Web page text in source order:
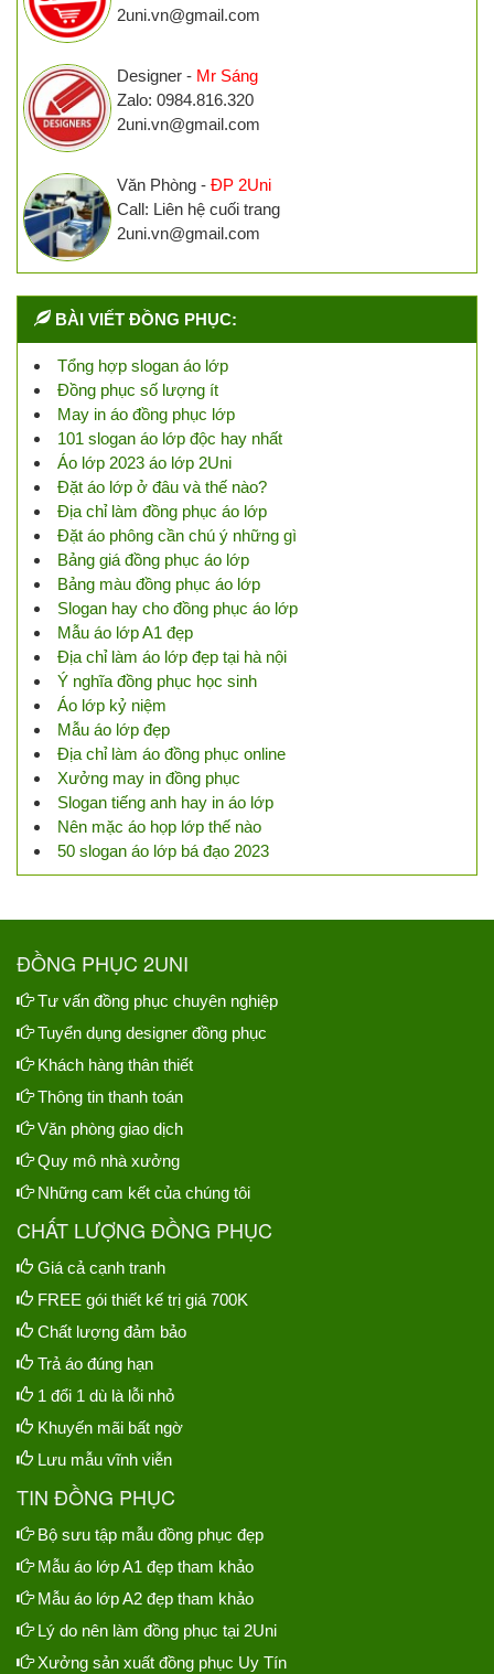
2uni.vn@gmail.com
Designer - Mr Sáng
Zalo: 0984.816.320
2uni.vn@gmail.com
Văn Phòng - ĐP 2Uni
Call: Liên hệ cuối trang
2uni.vn@gmail.com
BÀI VIẾT ĐỒNG PHỤC:
Tổng hợp slogan áo lớp
Đồng phục số lượng ít
May in áo đồng phục lớp
101 slogan áo lớp độc hay nhất
Áo lớp 2023 áo lớp 2Uni
Đặt áo lớp ở đâu và thế nào?
Địa chỉ làm đồng phục áo lớp
Đặt áo phông cần chú ý những gì
Bảng giá đồng phục áo lớp
Bảng màu đồng phục áo lớp
Slogan hay cho đồng phục áo lớp
Mẫu áo lớp A1 đẹp
Địa chỉ làm áo lớp đẹp tại hà nội
Ý nghĩa đồng phục học sinh
Áo lớp kỷ niệm
Mẫu áo lớp đẹp
Địa chỉ làm áo đồng phục online
Xưởng may in đồng phục
Slogan tiếng anh hay in áo lớp
Nên mặc áo họp lớp thế nào
50 slogan áo lớp bá đạo 2023
ĐỒNG PHỤC 2UNI
Tư vấn đồng phục chuyên nghiệp
Tuyển dụng designer đồng phục
Khách hàng thân thiết
Thông tin thanh toán
Văn phòng giao dịch
Quy mô nhà xưởng
Những cam kết của chúng tôi
CHẤT LƯỢNG ĐỒNG PHỤC
Giá cả cạnh tranh
FREE gói thiết kế trị giá 700K
Chất lượng đảm bảo
Trả áo đúng hạn
1 đổi 1 dù là lỗi nhỏ
Khuyến mãi bất ngờ
Lưu mẫu vĩnh viễn
TIN ĐỒNG PHỤC
Bộ sưu tập mẫu đồng phục đẹp
Mẫu áo lớp A1 đẹp tham khảo
Mẫu áo lớp A2 đẹp tham khảo
Lý do nên làm đồng phục tại 2Uni
Xưởng sản xuất đồng phục Uy Tín